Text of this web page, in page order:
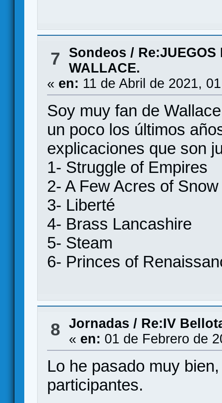
7 Sondeos / Re:JUEGOS
WALLACE.
« en: 11 de Abril de 2021,
Soy muy fan de
un poco los últimos
explicaciones que son
1- Struggle of Empires
2- A Few Acres of Snow
3- Liberté
4- Brass Lancashire
5- Steam
6- Princes of
8 Jornadas / Re:IV
« en: 01 de Febrero de
Lo he pasado muy
participantes.